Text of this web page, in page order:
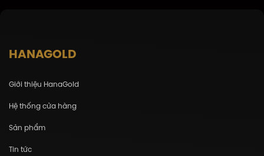
HANAGOLD
Giới thiệu HanaGold
Hệ thống cửa hàng
Sản phẩm
Tin tức